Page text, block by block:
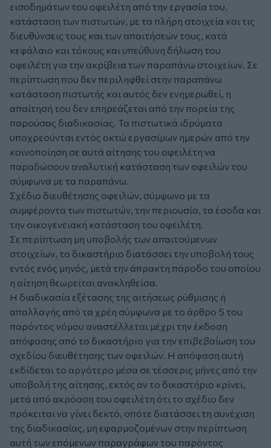
εισοδημάτων του οφειλέτη από την εργασία του,
κατάσταση των πιστωτών, με τα πλήρη στοιχεία και τις
διευθύνσεις τους και των απαιτήσεών τους, κατά
κεφάλαιο και τόκους και υπεύθυνη δήλωση του
οφειλέτη για την ακρίβεια των παραπάνω στοιχείων. Σε
περίπτωση που δεν περιληφθεί στην παραπάνω
κατάσταση πιστωτής και αυτός δεν ενημερωθεί, η
απαίτησή του δεν επηρεάζεται από την πορεία της
παρούσας διαδικασίας. Τα πιστωτικά ιδρύματα
υποχρεούνται εντός οκτώ εργασίμων ημερών από την
κοινοποίηση σε αυτά αίτησης του οφειλέτη να
παραδώσουν αναλυτική κατάσταση των οφειλών του
σύμφωνα με τα παραπάνω.
Σχέδιο διευθέτησης οφειλών, σύμφωνο με τα
συμφέροντα των πιστωτών, την περιουσία, τα έσοδα και
την οικογενειακή κατάσταση του οφειλέτη.
Σε περίπτωση μη υποβολής των απαιτούμενων
στοιχείων, το δικαστήριο διατάσσει την υποβολή τους
εντός ενός μηνός, μετά την άπρακτη πάροδο του οποίου
η αίτηση θεωρείται ανακληθείσα.
Η διαδικασία εξέτασης της αιτήσεως ρύθμισης ή
απαλλαγής από τα χρέη σύμφωνα με το άρθρο 5 του
παρόντος νόμου αναστέλλεται μέχρι την έκδοση
απόφασης από το δικαστήριο για την επιβεβαίωση του
σχεδίου διευθέτησης των οφειλών. Η απόφαση αυτή
εκδίδεται το αργότερο μέσα σε τέσσερις μήνες από την
υποβολή της αίτησης, εκτός αν το δικαστήριο κρίνει,
μετά από ακρόαση του οφειλέτη ότι το σχέδιο δεν
πρόκειται να γίνει δεκτό, οπότε διατάσσει τη συνέχιση
της διαδικασίας, μη εφαρμοζομένων στην περίπτωση
αυτή των επόμενων παραγράφων του παρόντος